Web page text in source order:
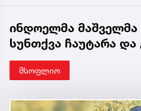
ინდოელმა
სუნთქვა ჩაუტარა და
მსოფლიო